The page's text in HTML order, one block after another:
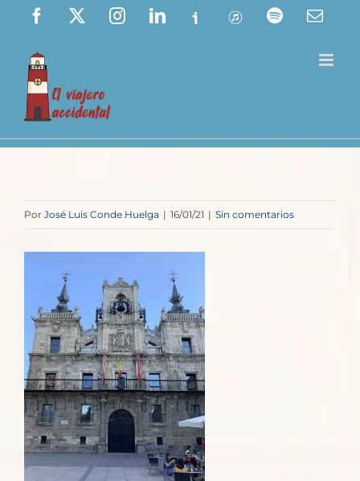
Saltar
contenido
Facebook InstagramLinkedIn
Ivoox ITunes Spotify
Por José Luis Conde Huelga | 16/01/21 | Sin comentarios